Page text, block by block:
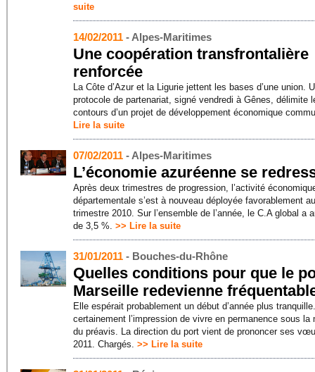
suite
14/02/2011 - Alpes-Maritimes
Une coopération transfrontalière
renforcée
La Côte d’Azur et la Ligurie jettent les bases d’une union.
protocole de partenariat, signé vendredi à Gênes, délimite
contours d’un projet de développement économique
Lire la suite
07/02/2011 - Alpes-Maritimes
L’économie azuréenne se
Après deux trimestres de progression, l’activité
départementale s’est à nouveau déployée favorablement
trimestre 2010. Sur l’ensemble de l’année, le C.A global a
de 3,5 %. >> Lire la suite
31/01/2011 - Bouches-du-Rhône
Quelles conditions pour que le
Marseille redevienne
Elle espérait probablement un début d’année plus
certainement l’impression de vivre en permanence sous la
du préavis. La direction du port vient de prononcer ses
2011. Chargés. >> Lire la suite